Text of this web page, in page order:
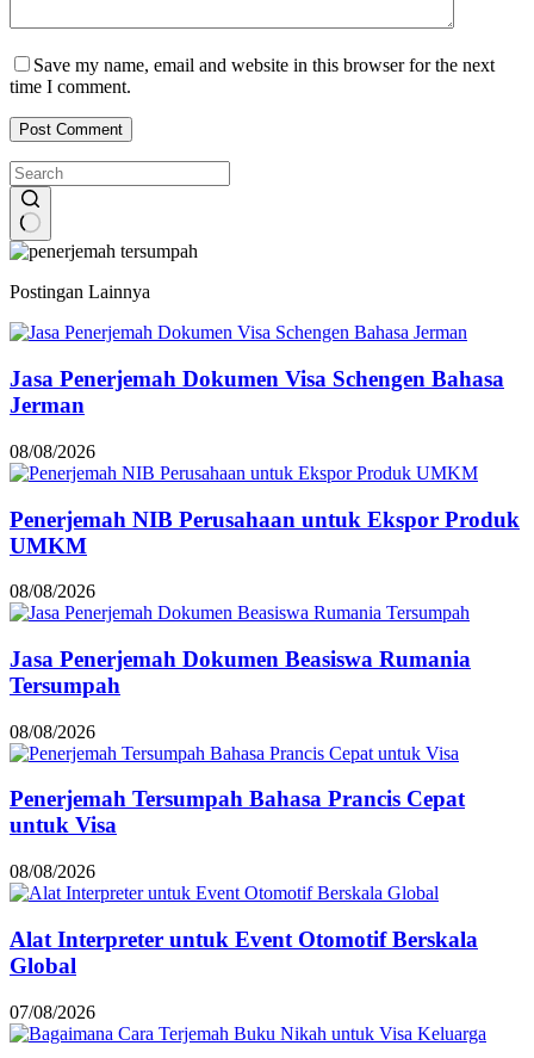
Save my name, email and website in this browser for the next
time I comment.
Post Comment
No
Postingan Lainnya
Jasa Penerjemah Dokumen Visa Schengen Bahasa
Jerman
08/08/2026
Penerjemah NIB Perusahaan untuk Ekspor Produk
UMKM
08/08/2026
Jasa Penerjemah Dokumen Beasiswa Rumania
Tersumpah
08/08/2026
Penerjemah Tersumpah Bahasa Prancis Cepat
untuk Visa
08/08/2026
Alat Interpreter untuk Event Otomotif Berskala
Global
07/08/2026